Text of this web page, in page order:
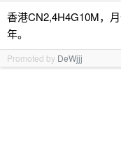
香港CN2,4H4G10M，
年。
Promoted by DeWjjj